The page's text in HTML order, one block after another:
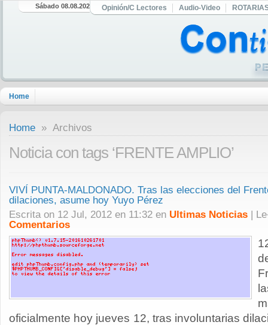
Sábado 08.08.2026 Opinión/C Lectores Audio-Video
Home
Home » Archivos
Noticia con tags ‘FRENTE AMPLIO’
VIVÍ PUNTA-MALDONADO. Tras las elecciones del
dilaciones, asume hoy Yuyo Pérez
Escrita on 12 Jul, 2012 en 11:32 en Ultimas Noticias |
Comentarios
oficialmente hoy jueves 12, tras involuntarias